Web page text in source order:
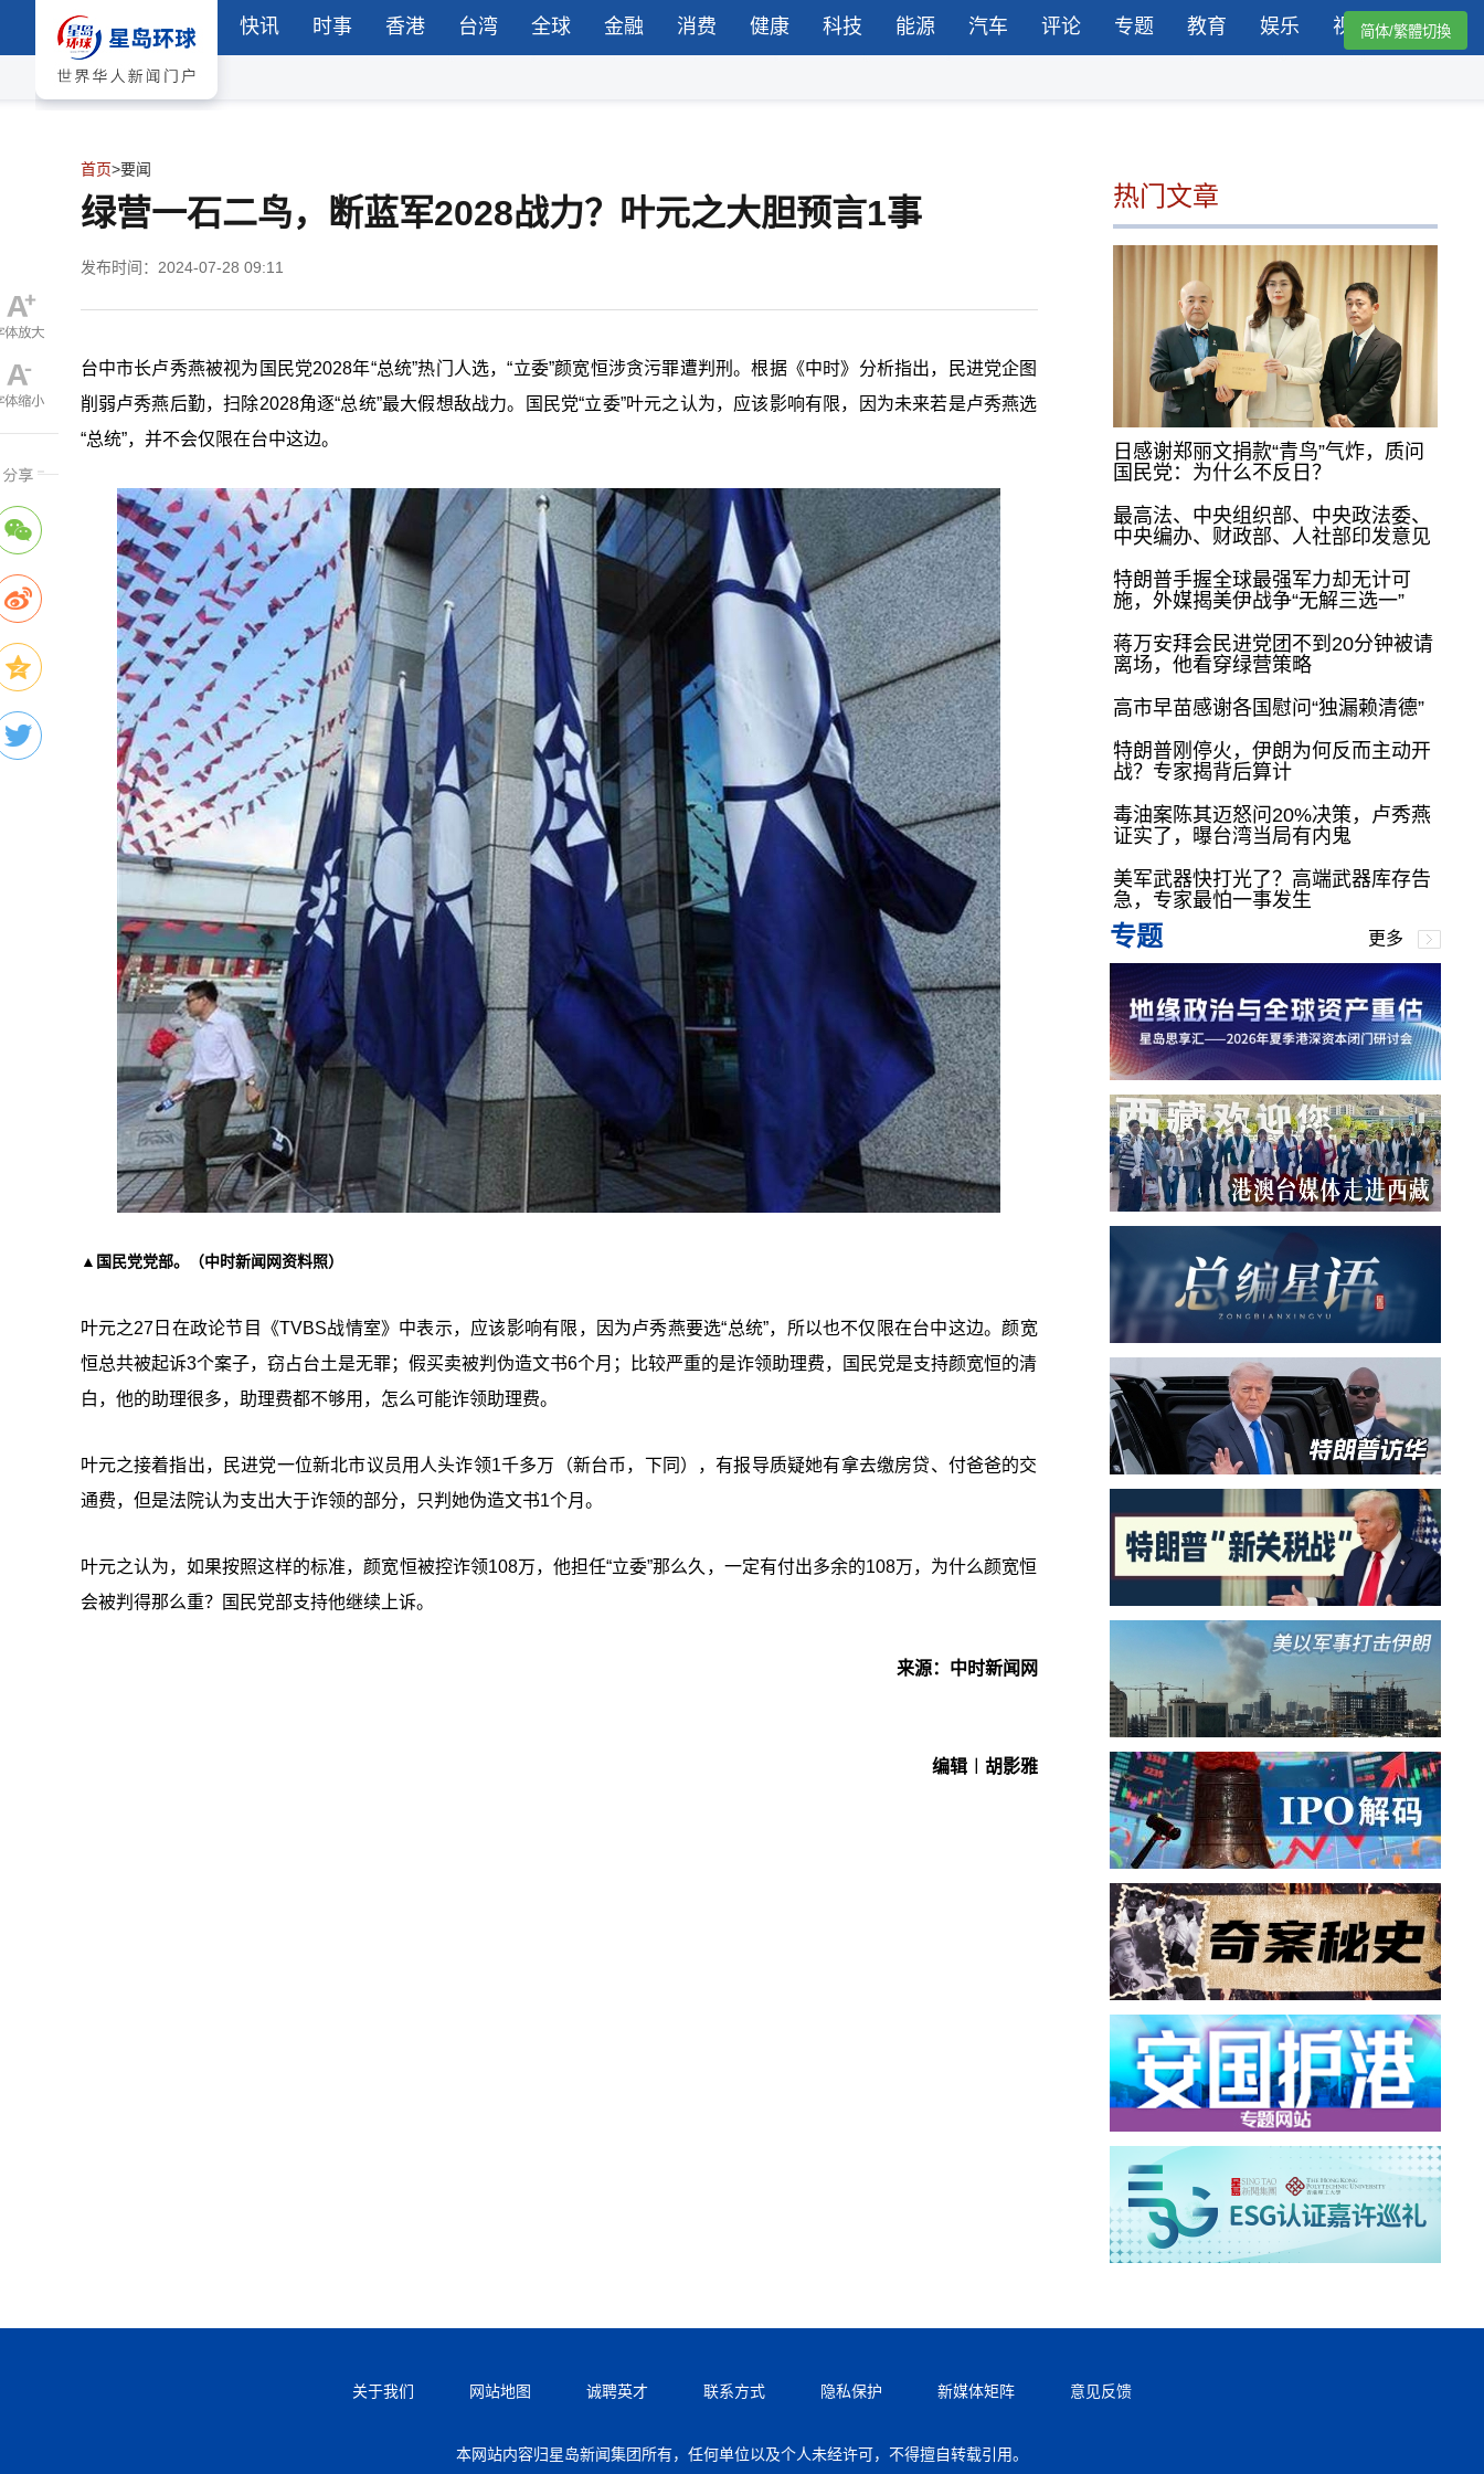
快讯 时事 香港 台湾 全球 金融 消费 健康 科技 能源 汽车 评论 专题 教育 娱乐 视频简体/繁體切換
首页>要闻
绿营一石二鸟，断蓝军2028战力？叶元之大胆预言1事
发布时间：2024-07-28 09:11
台中市长卢秀燕被视为国民党2028年“总统”热门人选，“立委”颜宽恒涉贪污罪遭判刑。根据《中时》分析指出，民进党企图
削弱卢秀燕后勤，扫除2028角逐“总统”最大假想敌战力。国民党“立委”叶元之认为，应该影响有限，因为未来若是卢秀燕选
“总统”，并不会仅限在台中这边。
▲国民党党部。（中时新闻网资料照）
叶元之27日在政论节目《TVBS战情室》中表示，应该影响有限，因为卢秀燕要选“总统”，所以也不仅限在台中这边。颜宽
恒总共被起诉3个案子，窃占台土是无罪；假买卖被判伪造文书6个月；比较严重的是诈领助理费，国民党是支持颜宽恒的清
白，他的助理很多，助理费都不够用，怎么可能诈领助理费。
叶元之接着指出，民进党一位新北市议员用人头诈领1千多万（新台币，下同），有报导质疑她有拿去缴房贷、付爸爸的交
通费，但是法院认为支出大于诈领的部分，只判她伪造文书1个月。
叶元之认为，如果按照这样的标准，颜宽恒被控诈领108万，他担任“立委”那么久，一定有付出多余的108万，为什么颜宽恒
会被判得那么重？国民党部支持他继续上诉。
来源：中时新闻网
编辑︱胡影雅
热门文章
日感谢郑丽文捐款“青鸟”气炸，质问
国民党：为什么不反日？
最高法、中央组织部、中央政法委、
中央编办、财政部、人社部印发意见
特朗普手握全球最强军力却无计可
施，外媒揭美伊战争“无解三选一”
蒋万安拜会民进党团不到20分钟被请
离场，他看穿绿营策略
高市早苗感谢各国慰问“独漏赖清德”
特朗普刚停火，伊朗为何反而主动开
战？专家揭背后算计
毒油案陈其迈怒问20%决策，卢秀燕
证实了，曝台湾当局有内鬼
美军武器快打光了？高端武器库存告
急，专家最怕一事发生
专题 更多
关于我们 网站地图 诚聘英才 联系方式 隐私保护 新媒体矩阵 意见反馈
本网站内容归星岛新闻集团所有，任何单位以及个人未经许可，不得擅自转载引用。